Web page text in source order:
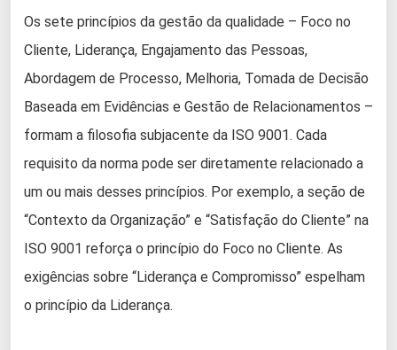
Os sete princípios da gestão da qualidade – Foco no
Cliente, Liderança, Engajamento das Pessoas,
Abordagem de Processo, Melhoria, Tomada de Decisão
Baseada em Evidências e Gestão de Relacionamentos –
formam a filosofia subjacente da ISO 9001. Cada
requisito da norma pode ser diretamente relacionado a
um ou mais desses princípios. Por exemplo, a seção de
“Contexto da Organização” e “Satisfação do Cliente” na
ISO 9001 reforça o princípio do Foco no Cliente. As
exigências sobre “Liderança e Compromisso” espelham
o princípio da Liderança.